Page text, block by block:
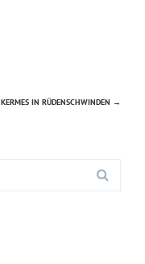
KERMES IN RÜDENSCHWINDEN →